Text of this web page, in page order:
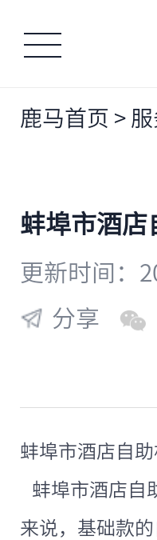
鹿马首页 >
蚌埠市酒店
更新时间：
分享
蚌埠市酒店自
蚌埠市酒店自
来说，基础款